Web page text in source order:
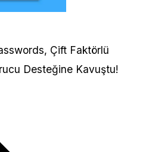
Çift Faktörlü
Desteğine Kavuştu!